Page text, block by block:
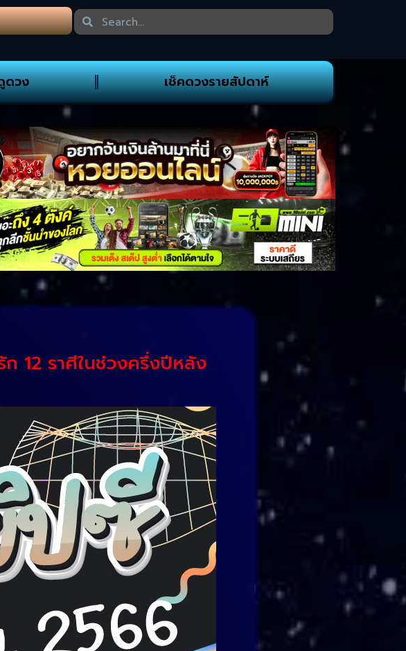
ดวง เช็คดวงรายสัปดาห์
12 ราศีในช่วงครึ่งปีหลัง